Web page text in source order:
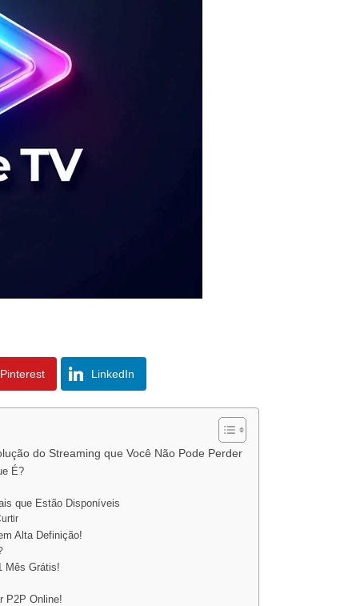
Pinterest LinkedIn
do Streaming que Você Não Pode Perder
É?
que Estão Disponíveis
Alta Definição!
Mês Grátis!
P2P Online!